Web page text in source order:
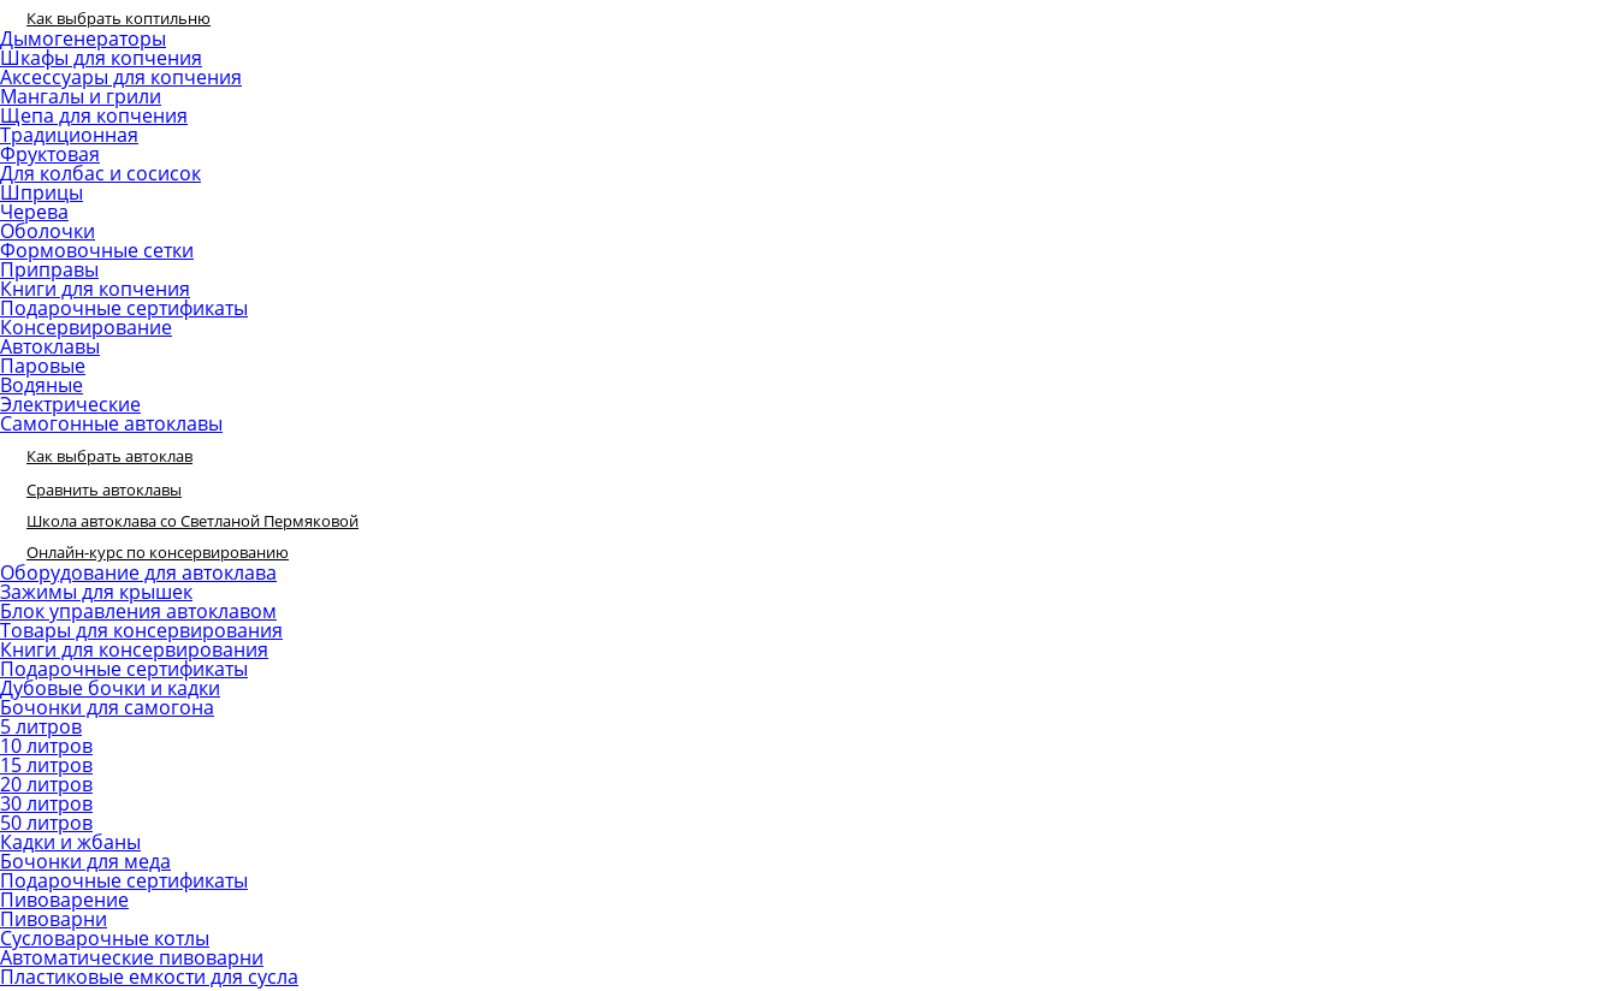
Как выбрать коптильню
Дымогенераторы
Шкафы для копчения
Аксессуары для копчения
Мангалы и грили
Щепа для копчения
Традиционная
Фруктовая
Для колбас и сосисок
Шприцы
Черева
Оболочки
Формовочные сетки
Приправы
Книги для копчения
Подарочные сертификаты
Консервирование
Автоклавы
Паровые
Водяные
Электрические
Самогонные автоклавы
Как выбрать автоклав
Сравнить автоклавы
Школа автоклава со Светланой Пермяковой
Онлайн-курс по консервированию
Оборудование для автоклава
Зажимы для крышек
Блок управления автоклавом
Товары для консервирования
Книги для консервирования
Подарочные сертификаты
Дубовые бочки и кадки
Бочонки для самогона
5 литров
10 литров
15 литров
20 литров
30 литров
50 литров
Кадки и жбаны
Бочонки для меда
Подарочные сертификаты
Пивоварение
Пивоварни
Сусловарочные котлы
Автоматические пивоварни
Пластиковые емкости для сусла